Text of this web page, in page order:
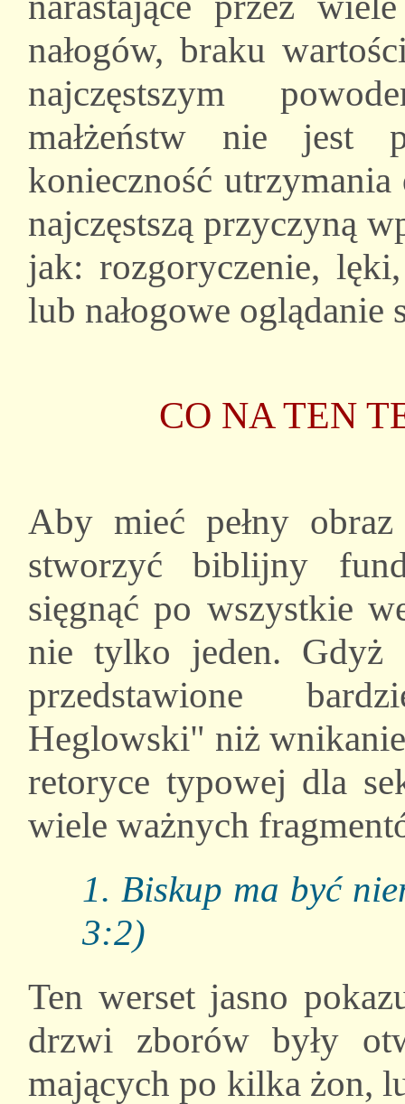
nałogów, braku
najczęstszym
małżeństw nie jest
konieczność
najczęstszą przyczyną
jak: rozgoryczenie,
lub nałogowe oglądanie
CO NA TEN
Aby mieć pełny
stworzyć biblijny
sięgnąć po wszystkie
nie tylko jeden. Gdyż
przedstawione
Heglowski" niż
retoryce typowej dla
wiele ważnych
1. Biskup ma być
3:2)
Ten werset jasno
drzwi zborów były
mających po kilka żon,